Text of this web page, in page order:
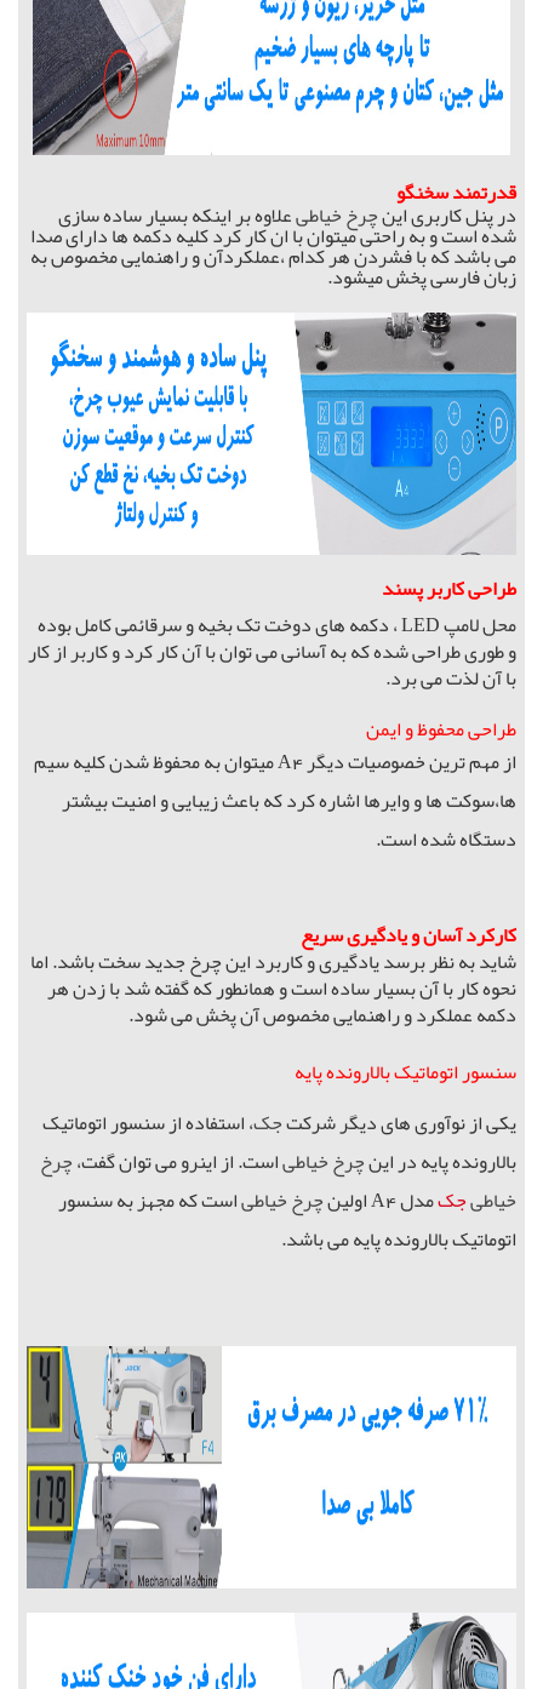
قدرتمند سخنگو
در پنل کاربری اینچرخ خیاطیعلاوه بر اینکه بسیار ساده سازی
شده است و به راحتی میتوان با ان کار کرد کلیه دکمه ها دارای صدا
می باشد که با فشردن هر کدام ،عملکردآن و راهنمایی مخصوص به
زبان فارسی پخش میشود.
طراحی کاربر پسند
محل لامپ
، دکمه های دوخت تک بخیه و سرقائمی کامل بوده
و طوری طراحی شده که به آسانی می توان با آن کار کرد و کاربر از کار
با آن لذت می برد.
طراحی محفوظ و ایمن
از مهم ترین خصوصیات دیگر
میتوان به محفوظ شدن کلیه سیم
ها،سوکت ها و وایرها اشاره کرد که باعث زیبایی و امنیت بیشتر
دستگاه شده است.
کارکرد آسان و یادگیری سریع
شاید به نظر برسد یادگیری و کاربرد این چرخ جدید سخت باشد. اما
نحوه کار با آن بسیار ساده است و همانطور که گفته شد با زدن هر
دکمه عملکرد و راهنمایی مخصوص آن پخش می شود.
سنسور اتوماتیک بالارونده پایه
یکی از نوآوری های دیگر شرکتجک، استفاده ازسنسور اتوماتیک
بالارونده پایه در اینچرخ خیاطیاست. از اینرو می توان گفت،چرخ
خیاطیجکمدل اولینچرخ خیاطیاست که مجهز به سنسور
اتوماتیک بالارونده پایه می باشد.